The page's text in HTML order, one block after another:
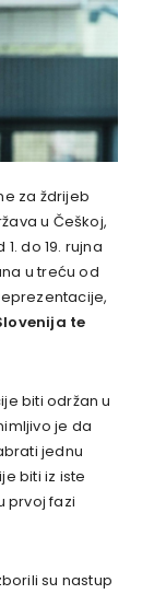
za ždrijeb
u Češkoj,
do 19. rujna
u treću od
te
biti održan u
je da
jednu
biti iz iste
prvoj fazi
su nastup